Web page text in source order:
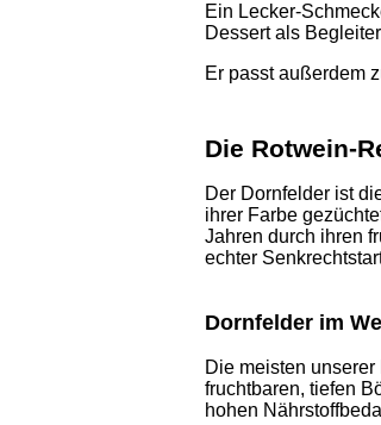
Ein Lecker-
Dessert als
Er passt außerdem
Die Rotwein-
Der Dornfelder ist
ihrer Farbe
Jahren durch ihren
echter
Dornfelder im
Die meisten
fruchtbaren, tiefen
hohen